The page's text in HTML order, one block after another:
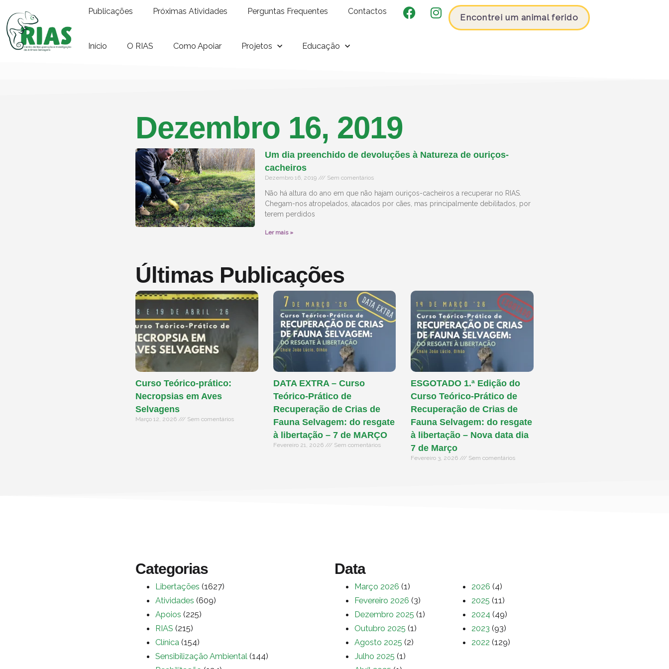
Publicações Próximas Atividades Perguntas Frequentes Contactos
Encontrei um animal ferido
Início O RIAS Como Apoiar Projetos Educação
Dezembro 16, 2019
Um dia preenchido de devoluções à Natureza de ouriços-
cacheiros
Dezembro 16, 2019 Sem comentários
Não há altura do ano em que não hajam ouriços-cacheiros a recuperar no RIAS.
Chegam-nos atropelados, atacados por cães, mas principalmente debilitados, por
terem perdidos
Ler mais »
Últimas Publicações
Curso Teórico-prático:
Necropsias em Aves
Selvagens
Março 12, 2026 Sem comentários
DATA EXTRA – Curso
Teórico-Prático de
Recuperação de Crias de
Fauna Selvagem: do resgate
à libertação – 7 de MARÇO
Fevereiro 21, 2026 Sem comentários
ESGOTADO 1.ª Edição do
Curso Teórico-Prático de
Recuperação de Crias de
Fauna Selvagem: do resgate
à libertação – Nova data dia
7 de Março
Fevereiro 3, 2026 Sem comentários
Categorias
Libertações (1627)
Atividades (609)
Apoios (225)
RIAS (215)
Clínica (154)
Sensibilização Ambiental (144)
Data
Março 2026 (1)
Fevereiro 2026 (3)
Dezembro 2025 (1)
Outubro 2025 (1)
Agosto 2025 (2)
Julho 2025 (1)
2026 (4)
2025 (11)
2024 (49)
2023 (93)
2022 (129)